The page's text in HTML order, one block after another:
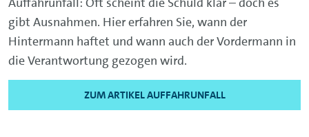
gibt Ausnahmen. Hier erfahren Sie, wann der
Hintermann haftet und wann auch der Vordermann in
die Verantwortung gezogen wird.
ZUM ARTIKEL AUFFAHRUNFALL